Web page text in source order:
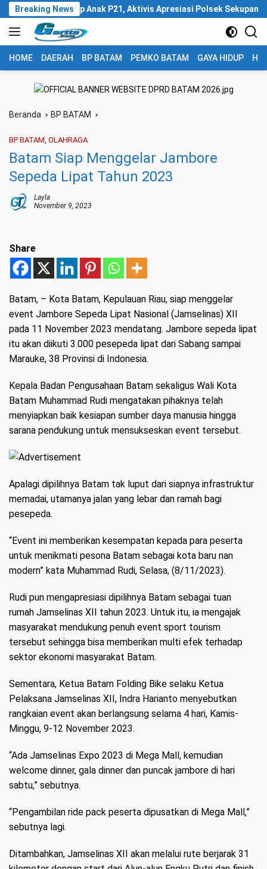
Langsung
ke
konten
Breaking News
Terhadap Anak P21, Aktivis Apresiasi Polsek Sekupang
HOME DAERAH BP BATAM PEMKO BATAM GAYA HIDUP
Beranda BP BATAM
BP BATAM, OLAHRAGA
Batam Siap Menggelar Jambore
Sepeda Lipat Tahun 2023
Layla
November 9, 2023
Share
Batam, – Kota Batam, Kepulauan Riau, siap menggelar
event Jambore Sepeda Lipat Nasional (Jamselinas) XII
pada 11 November 2023 mendatang. Jambore sepeda lipat
itu akan diikuti 3.000 pesepeda lipat dari Sabang sampai
Marauke, 38 Provinsi di Indonesia.
Kepala Badan Pengusahaan Batam sekaligus Wali Kota
Batam Muhammad Rudi mengatakan pihaknya telah
menyiapkan baik kesiapan sumber daya manusia hingga
sarana pendukung untuk mensukseskan event tersebut.
Apalagi dipilihnya Batam tak luput dari siapnya infrastruktur
memadai, utamanya jalan yang lebar dan ramah bagi
pesepeda.
“Event ini memberikan kesempatan kepada para peserta
untuk menikmati pesona Batam sebagai kota baru nan
modern” kata Muhammad Rudi, Selasa, (8/11/2023).
Rudi pun mengapresiasi dipilihnya Batam sebagai tuan
rumah Jamselinas XII tahun 2023. Untuk itu, ia mengajak
masyarakat mendukung penuh event sport tourism
tersebut sehingga bisa memberikan multi efek terhadap
sektor ekonomi masyarakat Batam.
Sementara, Ketua Batam Folding Bike selaku Ketua
Pelaksana Jamselinas XII, Indra Harianto menyebutkan
rangkaian event akan berlangsung selama 4 hari, Kamis-
Minggu, 9-12 November 2023.
“Ada Jamselinas Expo 2023 di Mega Mall, kemudian
welcome dinner, gala dinner dan puncak jambore di hari
sabtu,” sebutnya.
“Pengambilan ride pack peserta dipusatkan di Mega Mall,”
sebutnya lagi.
Ditambahkan, Jamselinas XII akan melalui rute berjarak 31